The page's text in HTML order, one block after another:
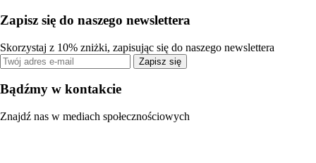
Zapisz się do naszego newslettera
Skorzystaj z 10% zniżki, zapisując się do naszego newslettera
Zapisz się
Bądźmy w kontakcie
Znajdź nas w mediach społecznościowych